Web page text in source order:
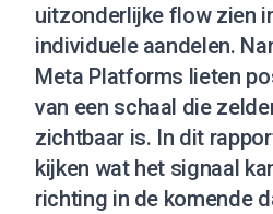
uitzonderlijke flow zien
individuele aandelen.
Meta Platforms lieten
van een schaal die
zichtbaar is. In dit
kijken wat het signaal
richting in de komende